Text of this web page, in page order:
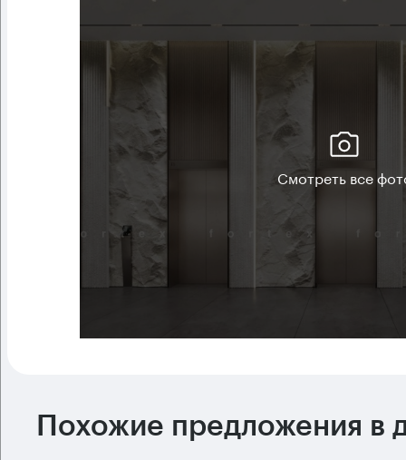
Смотреть все
Похожие предложения в